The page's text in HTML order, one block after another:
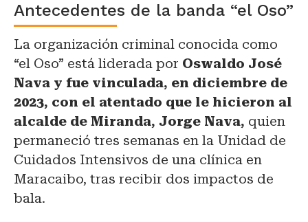
Antecedentes de la banda “el Oso”
La organización criminal conocida como
“el Oso” está liderada por Oswaldo José
Nava y fue vinculada, en diciembre de
2023, con el atentado que le hicieron al
alcalde de Miranda, Jorge Nava, quien
permaneció tres semanas en la Unidad de
Cuidados Intensivos de una clínica en
Maracaibo, tras recibir dos impactos de
bala.